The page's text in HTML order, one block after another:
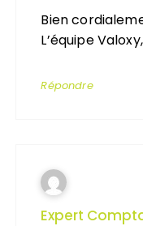
Bien
L’équipe
Répondre
Expert